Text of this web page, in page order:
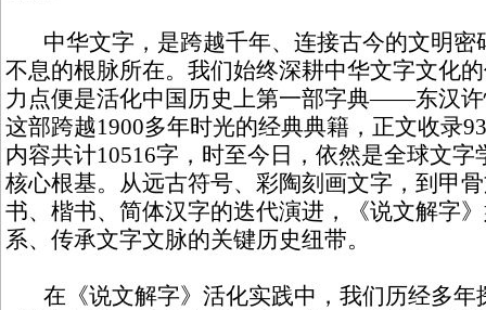
中华文字，是跨越千年、连接古今的文明密
不息的根脉所在。我们始终深耕中华文字文化
力点便是活化中国历史上第一部字典——东汉
这部跨越1900多年时光的经典典籍，正文收录
内容共计10516字，时至今日，依然是全球文
核心根基。从远古符号、彩陶刻画文字，到甲
书、楷书、简体汉字的迭代演进，《说文解字
系、传承文字文脉的关键历史纽带。
在《说文解字》活化实践中，我们历经多年